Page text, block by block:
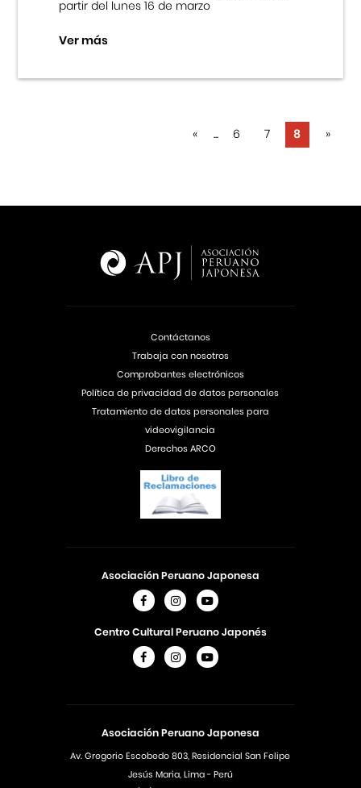
partir del lunes 16 de marzo
Ver más
« ... 6 7 8 »
Asociación Peruano Japonesa
Av. Gregorio Escobedo 803, Residencial San Felipe
Jesús Maria, Lima - Perú
Asociación Peruano Japonesa
Centro Cultural Peruano Japonés
Contáctanos
Trabaja con nosotros
Comprobantes electrónicos
Política de privacidad de datos personales
Tratamiento de datos personales para
videovigilancia
Derechos ARCO